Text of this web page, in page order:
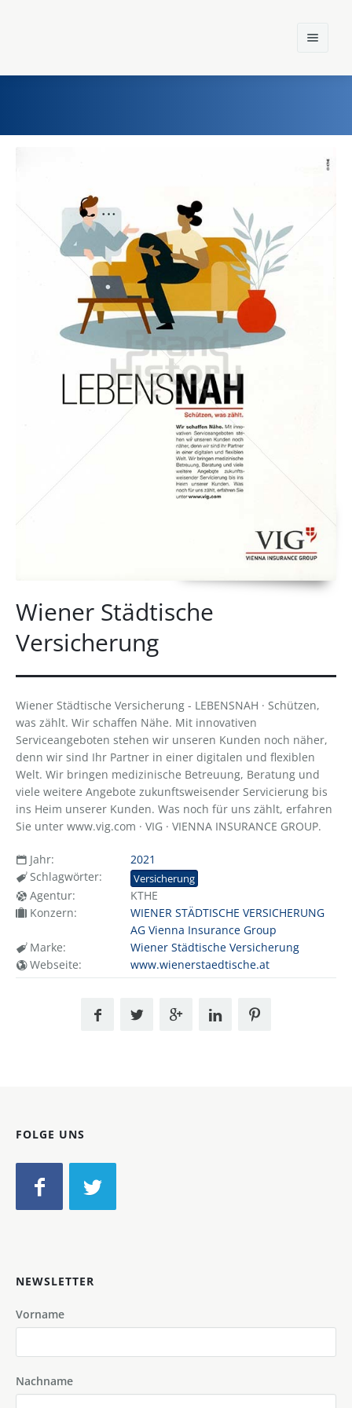
Konzerne
Wiener Städtische
Versicherung
Wiener Städtische Versicherung - LEBENSNAH · Schützen,
was zählt. Wir schaffen Nähe. Mit innovativen
Serviceangeboten stehen wir unseren Kunden noch näher,
denn wir sind Ihr Partner in einer digitalen und flexiblen
Welt. Wir bringen medizinische Betreuung, Beratung und
viele weitere Angebote zukunftsweisender Servicierung bis
ins Heim unserer Kunden. Was noch für uns zählt, erfahren
Sie unter www.vig.com · VIG · VIENNA INSURANCE GROUP.
Jahr:
2021
Schlagwörter:
Versicherung
Agentur:
KTHE
Konzern:
WIENER STÄDTISCHE VERSICHERUNG
AG Vienna Insurance Group
Marke:
Wiener Städtische Versicherung
Webseite:
www.wienerstaedtische.at
FOLGE UNS
NEWSLETTER
Vorname
Nachname